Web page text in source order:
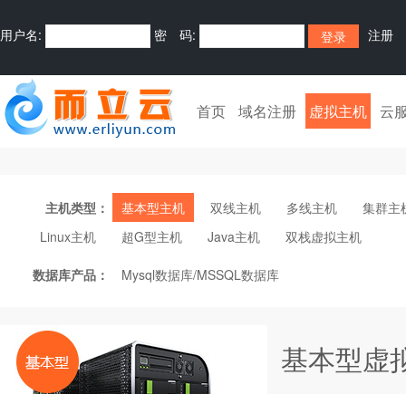
用户名: 密 码: 注册
首页 域名注册 虚拟主机 云
主机类型： 基本型主机 双线主机 多线主机
集群主
Linux主机
超G型主机 Java主机 双栈虚拟主机
数据库产品： Mysql数据库/MSSQL数据库
基本型虚